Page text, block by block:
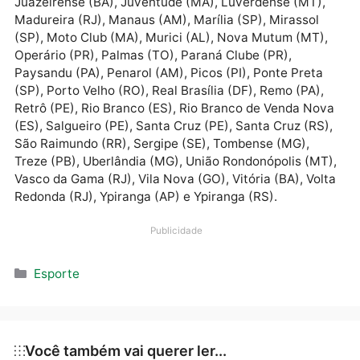
Grupo 3: 4 de Julho (PI), ABC (RN), Águia Negra
América (RN), Atlético (AC), Atlético (BA), Avaí (SC),
Bento Gonçalves (RS), Boavista (RJ), Brasiliense
Brusque (SC), Caldense (MG), Campinense (PB),
Cascavel (PR), Castanhal (PA), Caxias (RS), Cianorte
(PR), Confiança (SE), Coritiba (PR), CRB (AL),
(SC), CSA (AL), Ferroviário (CE), Figueirense (SC),
Galvez (AC), Gama (DF), Goianésia (GO), Goiás (GO),
Guarany (CE), Jaraguá (GO), Joinville (SC),
Juazeirense (BA), Juventude (MA), Luverdense
Paysandu (PA), Penarol (AM), Picos (PI), Ponte Preta